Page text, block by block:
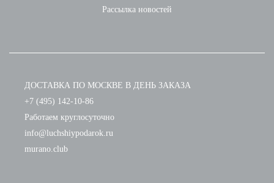
Рассылка новостей
ДОСТАВКА ПО МОСКВЕ В ДЕНЬ ЗАКАЗА
+7 (495) 142-10-86
Работаем круглосуточно
info@luchshiypodarok.ru
murano.club